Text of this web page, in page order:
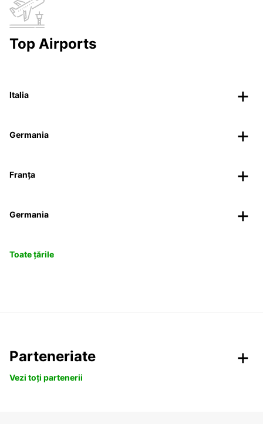
Top Airports
Italia
Germania
Franța
Germania
Toate țările
Parteneriate
Vezi toți partenerii